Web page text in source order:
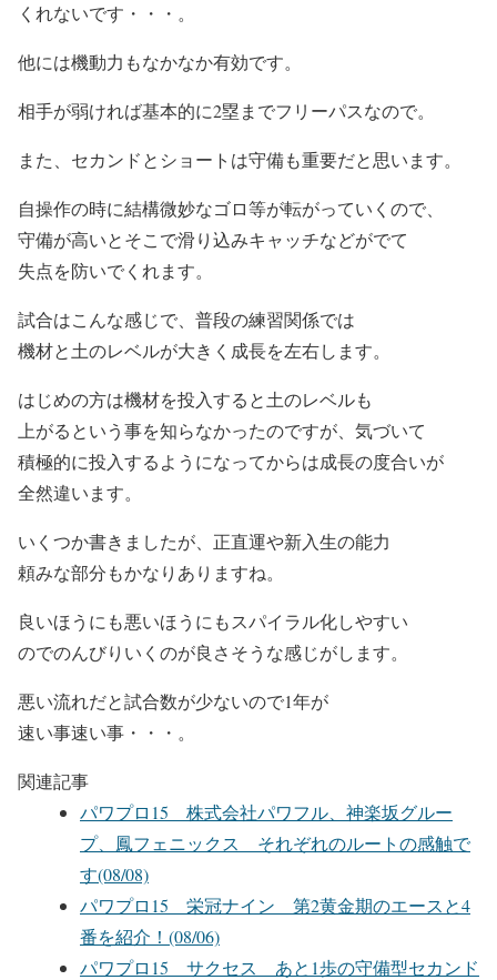
くれないです・・・。
他には機動力もなかなか有効です。
相手が弱ければ基本的に2塁までフリーパスなので。
また、セカンドとショートは守備も重要だと思います。
自操作の時に結構微妙なゴロ等が転がっていくので、
守備が高いとそこで滑り込みキャッチなどがでて
失点を防いでくれます。
試合はこんな感じで、普段の練習関係では
機材と土のレベルが大きく成長を左右します。
はじめの方は機材を投入すると土のレベルも
上がるという事を知らなかったのですが、気づいて
積極的に投入するようになってからは成長の度合いが
全然違います。
いくつか書きましたが、正直運や新入生の能力
頼みな部分もかなりありますね。
良いほうにも悪いほうにもスパイラル化しやすい
のでのんびりいくのが良さそうな感じがします。
悪い流れだと試合数が少ないので1年が
速い事速い事・・・。
関連記事
パワプロ15 株式会社パワフル、神楽坂グルー
プ、鳳フェニックス それぞれのルートの感触で
す(08/08)
パワプロ15 栄冠ナイン 第2黄金期のエースと4
番を紹介！(08/06)
パワプロ15 サクセス あと1歩の守備型セカンド